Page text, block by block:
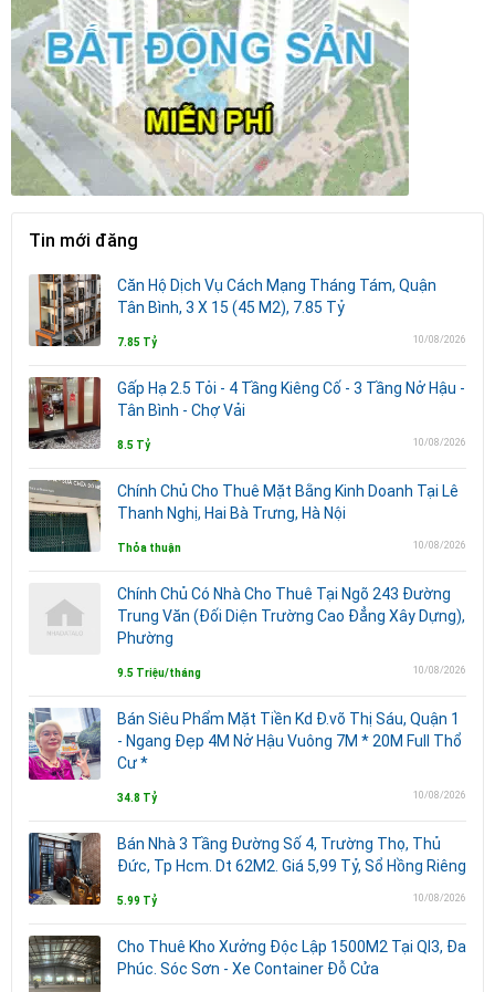
Tin mới đăng
Căn Hộ Dịch Vụ Cách Mạng Tháng Tám, Quận
Tân Bình, 3 X 15 (45 M2), 7.85 Tỷ
7.85 Tỷ 10/08/2026
Gấp Hạ 2.5 Tỏi - 4 Tầng Kiêng Cố - 3 Tầng Nở Hậu -
Tân Bình - Chợ Vải
8.5 Tỷ 10/08/2026
Chính Chủ Cho Thuê Mặt Bằng Kinh Doanh Tại Lê
Thanh Nghị, Hai Bà Trưng, Hà Nội
Thỏa thuận 10/08/2026
Chính Chủ Có Nhà Cho Thuê Tại Ngõ 243 Đường
Trung Văn (Đối Diện Trường Cao Đẳng Xây Dựng),
Phường
9.5 Triệu/tháng 10/08/2026
Bán Siêu Phẩm Mặt Tiền Kd Đ.võ Thị Sáu, Quận 1
- Ngang Đẹp 4M Nở Hậu Vuông 7M * 20M Full Thổ
Cư *
34.8 Tỷ 10/08/2026
Bán Nhà 3 Tầng Đường Số 4, Trường Thọ, Thủ
Đức, Tp Hcm. Dt 62M2. Giá 5,99 Tỷ, Sổ Hồng Riêng
5.99 Tỷ 10/08/2026
Cho Thuê Kho Xưởng Độc Lập 1500M2 Tại Ql3, Đa
Phúc. Sóc Sơn - Xe Container Đỗ Cửa